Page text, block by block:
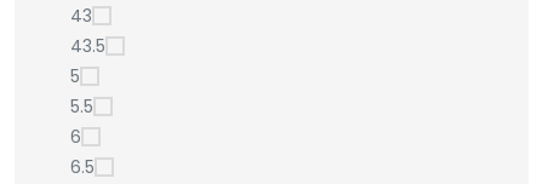
43
43.5
5
5.5
6
6.5